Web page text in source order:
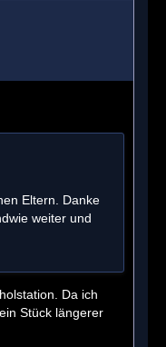
Eltern. Danke
weiter und
Da ich
Stück längerer